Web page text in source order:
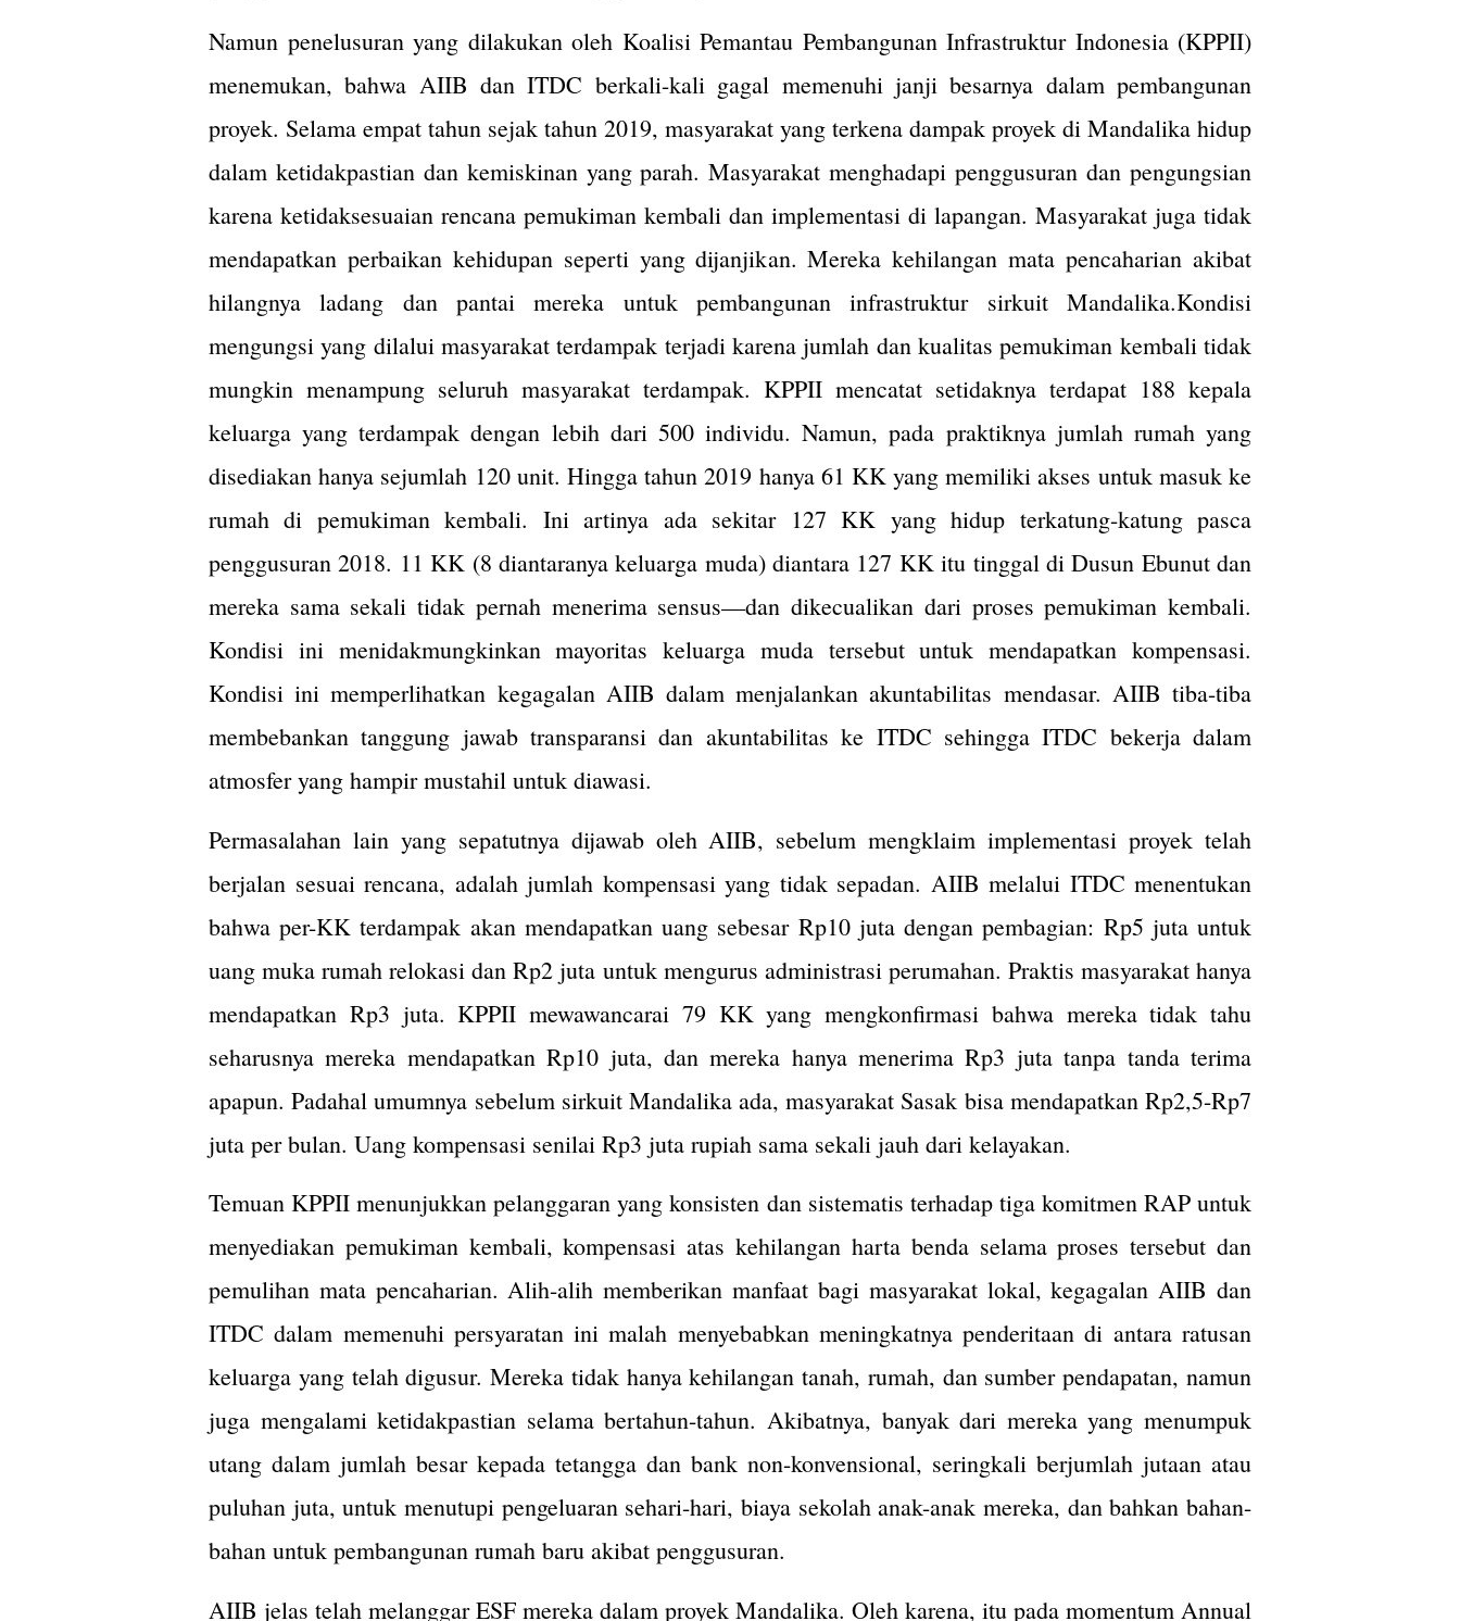
Namun penelusuran yang dilakukan oleh Koalisi Pemantau Pembangunan Infrastruktur Indonesia (KPPII)
menemukan, bahwa AIIB dan ITDC berkali-kali gagal memenuhi janji besarnya dalam pembangunan
proyek. Selama empat tahun sejak tahun 2019, masyarakat yang terkena dampak proyek di Mandalika hidup
dalam ketidakpastian dan kemiskinan yang parah. Masyarakat menghadapi penggusuran dan pengungsian
karena ketidaksesuaian rencana pemukiman kembali dan implementasi di lapangan. Masyarakat juga tidak
mendapatkan perbaikan kehidupan seperti yang dijanjikan. Mereka kehilangan mata pencaharian akibat
hilangnya ladang dan pantai mereka untuk pembangunan infrastruktur sirkuit Mandalika.Kondisi
mengungsi yang dilalui masyarakat terdampak terjadi karena jumlah dan kualitas pemukiman kembali tidak
mungkin menampung seluruh masyarakat terdampak. KPPII mencatat setidaknya terdapat 188 kepala
keluarga yang terdampak dengan lebih dari 500 individu. Namun, pada praktiknya jumlah rumah yang
disediakan hanya sejumlah 120 unit. Hingga tahun 2019 hanya 61 KK yang memiliki akses untuk masuk ke
rumah di pemukiman kembali. Ini artinya ada sekitar 127 KK yang hidup terkatung-katung pasca
penggusuran 2018. 11 KK (8 diantaranya keluarga muda) diantara 127 KK itu tinggal di Dusun Ebunut dan
mereka sama sekali tidak pernah menerima sensus—dan dikecualikan dari proses pemukiman kembali.
Kondisi ini menidakmungkinkan mayoritas keluarga muda tersebut untuk mendapatkan kompensasi.
Kondisi ini memperlihatkan kegagalan AIIB dalam menjalankan akuntabilitas mendasar. AIIB tiba-tiba
membebankan tanggung jawab transparansi dan akuntabilitas ke ITDC sehingga ITDC bekerja dalam
atmosfer yang hampir mustahil untuk diawasi.
Permasalahan lain yang sepatutnya dijawab oleh AIIB, sebelum mengklaim implementasi proyek telah
berjalan sesuai rencana, adalah jumlah kompensasi yang tidak sepadan. AIIB melalui ITDC menentukan
bahwa per-KK terdampak akan mendapatkan uang sebesar Rp10 juta dengan pembagian: Rp5 juta untuk
uang muka rumah relokasi dan Rp2 juta untuk mengurus administrasi perumahan. Praktis masyarakat hanya
mendapatkan Rp3 juta. KPPII mewawancarai 79 KK yang mengkonfirmasi bahwa mereka tidak tahu
seharusnya mereka mendapatkan Rp10 juta, dan mereka hanya menerima Rp3 juta tanpa tanda terima
apapun. Padahal umumnya sebelum sirkuit Mandalika ada, masyarakat Sasak bisa mendapatkan Rp2,5-Rp7
juta per bulan. Uang kompensasi senilai Rp3 juta rupiah sama sekali jauh dari kelayakan.
Temuan KPPII menunjukkan pelanggaran yang konsisten dan sistematis terhadap tiga komitmen RAP untuk
menyediakan pemukiman kembali, kompensasi atas kehilangan harta benda selama proses tersebut dan
pemulihan mata pencaharian. Alih-alih memberikan manfaat bagi masyarakat lokal, kegagalan AIIB dan
ITDC dalam memenuhi persyaratan ini malah menyebabkan meningkatnya penderitaan di antara ratusan
keluarga yang telah digusur. Mereka tidak hanya kehilangan tanah, rumah, dan sumber pendapatan, namun
juga mengalami ketidakpastian selama bertahun-tahun. Akibatnya, banyak dari mereka yang menumpuk
utang dalam jumlah besar kepada tetangga dan bank non-konvensional, seringkali berjumlah jutaan atau
puluhan juta, untuk menutupi pengeluaran sehari-hari, biaya sekolah anak-anak mereka, dan bahkan bahan-
bahan untuk pembangunan rumah baru akibat penggusuran.
AIIB jelas telah melanggar ESF mereka dalam proyek Mandalika. Oleh karena, itu pada momentum Annual